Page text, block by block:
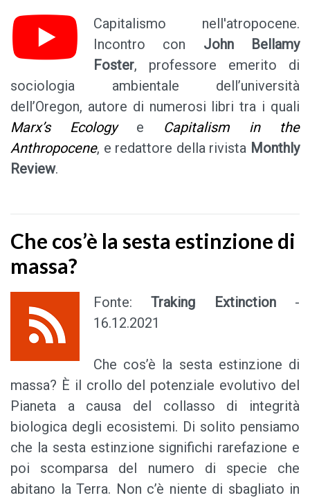
Capitalismo nell'atropocene.
Incontro con John Bellamy
Foster, professore emerito di
sociologia ambientale dell’università
dell’Oregon, autore di numerosi libri tra i quali
Marx’s Ecologye Capitalism in the
Anthropocene, e redattore della rivista Monthly
Review.
Che cos’è la sesta estinzione di
massa?
Fonte:Traking Extinction-
16.12.2021
Che cos’è la sesta estinzione di
massa? È il crollo del potenziale evolutivo del
Pianeta a causa del collasso di integrità
biologica degli ecosistemi. Di solito pensiamo
che la sesta estinzione significhi rarefazione e
poi scomparsa del numero di specie che
abitano la Terra. Non c’è niente di sbagliato in